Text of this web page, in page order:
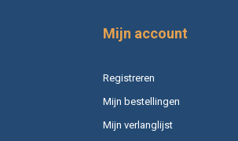
Mijn account
Registreren
Mijn bestellingen
Mijn verlanglijst